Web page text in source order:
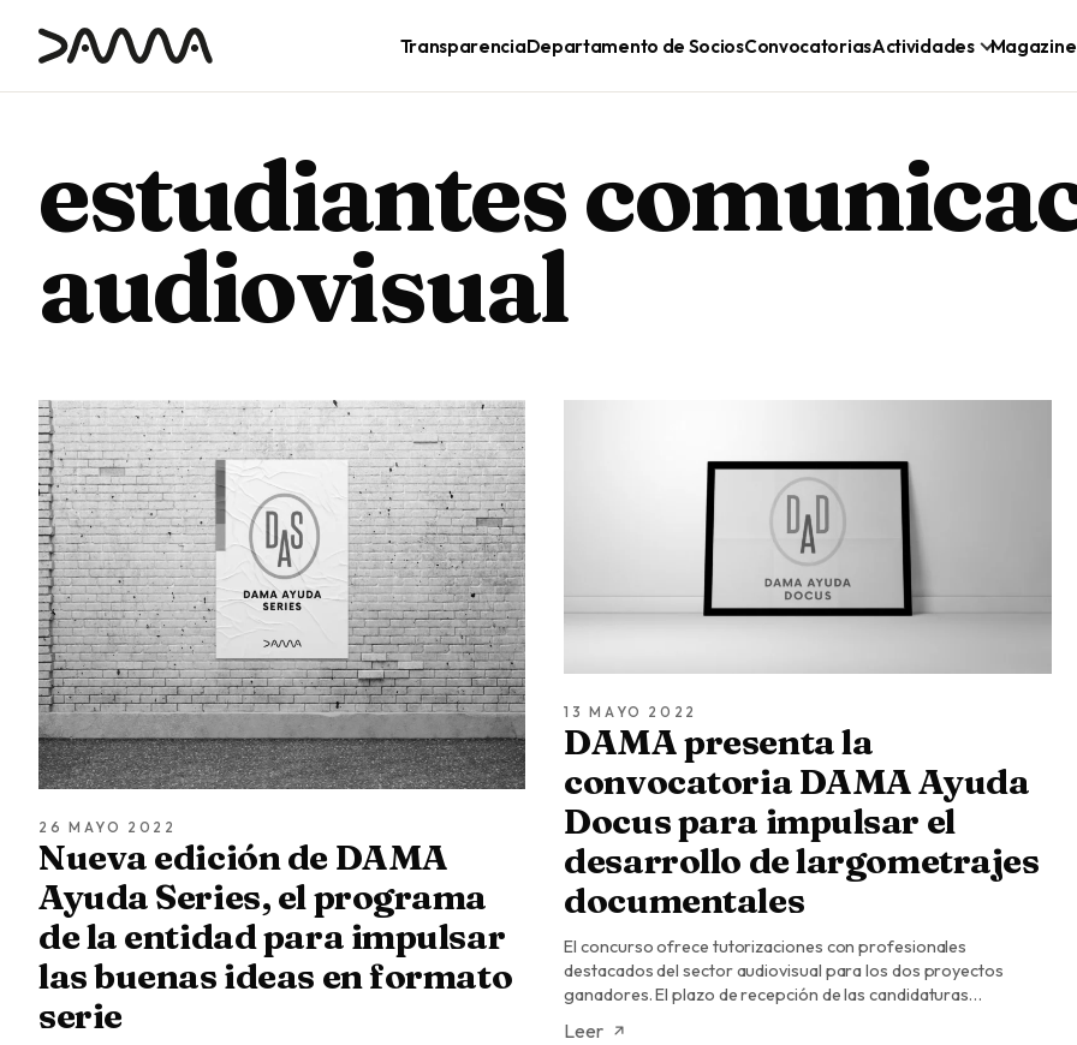
TransparenciaDepartamento de SociosConvocatoriasActividades Magazine
estudiantes
audiovisual
26 MAYO 2022
Nueva edición de DAMA
Ayuda Series, el programa
de la entidad para impulsar
las buenas ideas en formato
serie
13 MAYO 2022
DAMA presenta la
convocatoria DAMA Ayuda
Docus para impulsar el
desarrollo de largometrajes
documentales
El concurso ofrece tutorizaciones con profesionales
destacados del sector audiovisual para los dos proyectos
ganadores. El plazo de recepción de las candidaturas…
Leer